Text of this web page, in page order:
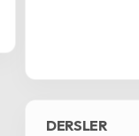
DERSLER